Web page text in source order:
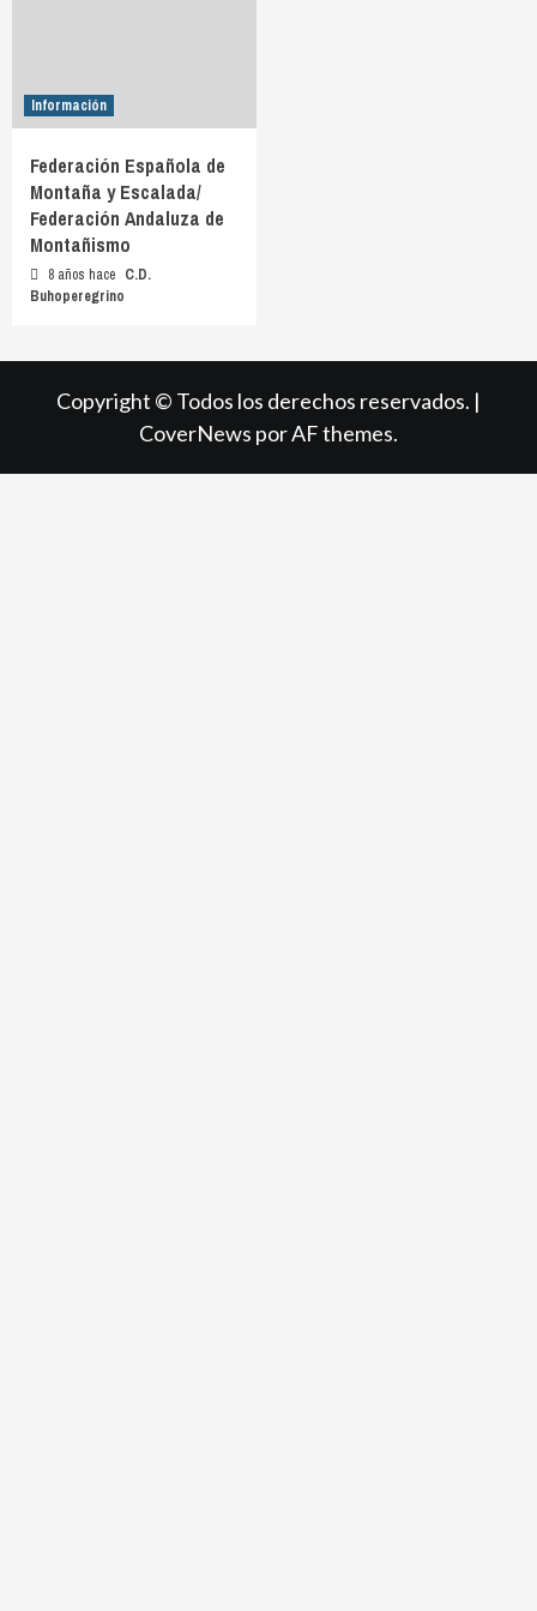
Información
Federación Española de
Montaña y Escalada/
Federación Andaluza de
Montañismo
8 años hace C.D.
Buhoperegrino
Copyright © Todos los derechos reservados. |
CoverNews por AF themes.